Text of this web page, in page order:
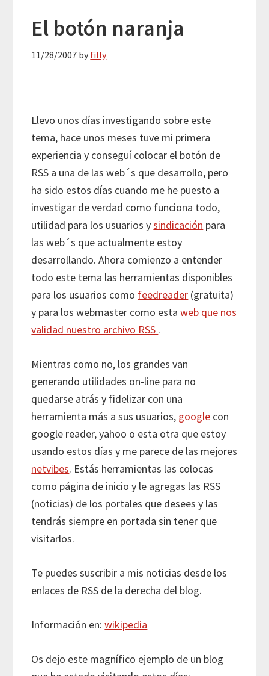
El botón naranja
11/28/2007 by filly
Llevo unos días investigando sobre este
tema, hace unos meses tuve mi primera
experiencia y conseguí colocar el botón de
RSS a una de las web´s que desarrollo, pero
ha sido estos días cuando me he puesto a
investigar de verdad como funciona todo,
utilidad para los usuarios ysindicación para
las web´s que actualmente estoy
desarrollando. Ahora comienzo a entender
todo este tema las herramientas disponibles
para los usuarios como feedreader (gratuita)
y para los webmaster como estaweb que nos
validad nuestro archivo RSS .
Mientras como no, los grandes van
generando utilidades on-line para no
quedarse atrás y fidelizar con una
herramienta más a sus usuarios, google con
google reader, yahoo o esta otra que estoy
usando estos días y me parece de las mejores
netvibes. Estás herramientas las colocas
como página de inicio y le agregas las RSS
(noticias) de los portales que desees y las
tendrás siempre en portada sin tener que
visitarlos.
Te puedes suscribir a mis noticias desde los
enlaces de RSS de la derecha del blog.
Información en:wikipedia
Os dejo este magnífico ejemplo de un blog